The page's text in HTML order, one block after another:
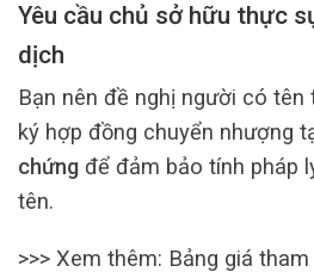
Yêu cầu chủ sở hữu thực
dịch
Bạn nên đề nghị người có
ký hợp đồng chuyển nhượng
chứng để đảm bảo tính pháp
tên.
>>> Xem thêm: Bảng giá